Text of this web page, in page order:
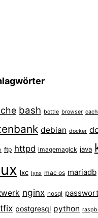
bash bottle browser
debian docker
ftp httpd imagemagick java
lxc lynx mac os mariadb
nginx nosql passwort
postgresql python